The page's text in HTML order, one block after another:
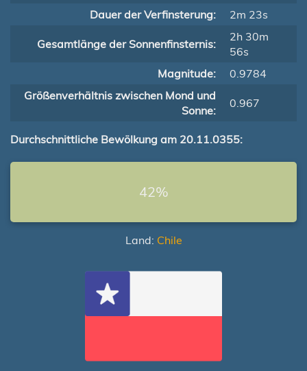
Dauer der Verfinsterung:
2m 23s
Gesamtlänge der Sonnenfinsternis:
2h 30m
56s
Magnitude:
0.9784
Größenverhältnis zwischen Mond und
Sonne:
0.967
Durchschnittliche Bewölkung am 20.11.0355:
42%
Land: Chile